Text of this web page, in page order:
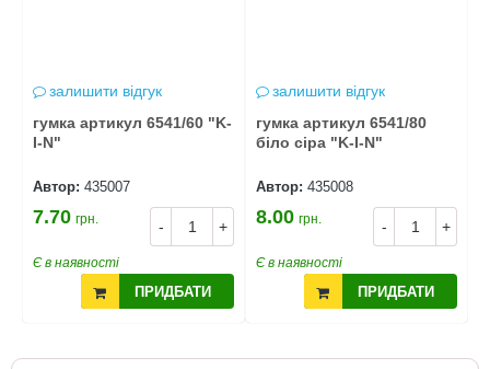
залишити відгук
гумка артикул 6541/60 "K-
I-N"
Автор: 435007
- +
7.70 грн.
Є в наявності
ПРИДБАТИ
залишити відгук
гумка артикул 6541/80
біло сіра "K-I-N"
Автор: 435008
- +
8.00 грн.
Є в наявності
ПРИДБАТИ